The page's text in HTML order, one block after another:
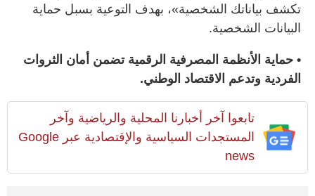
تكشف بياناتك الشخصية»، بهدف التوعية بسبل حماية
البيانات الشخصية.
• حماية الأنظمة المصرفية الرقمية تضمن أمان الثروات
الفردية وتدعم الاقتصاد الوطني.
تابعوا آخر أخبارنا المحلية والرياضية وآخر
المستجدات السياسية والإقتصادية عبر Google
news